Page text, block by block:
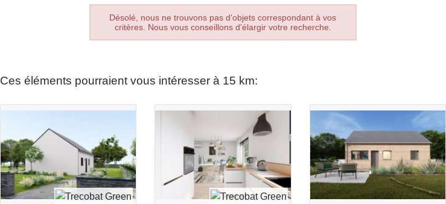
Désolé, nous ne trouvons pas d'objets correspondant à vos
critères. Nous vous conseillons d'élargir votre recherche.
Ces éléments pourraient vous intéresser à 15 km: